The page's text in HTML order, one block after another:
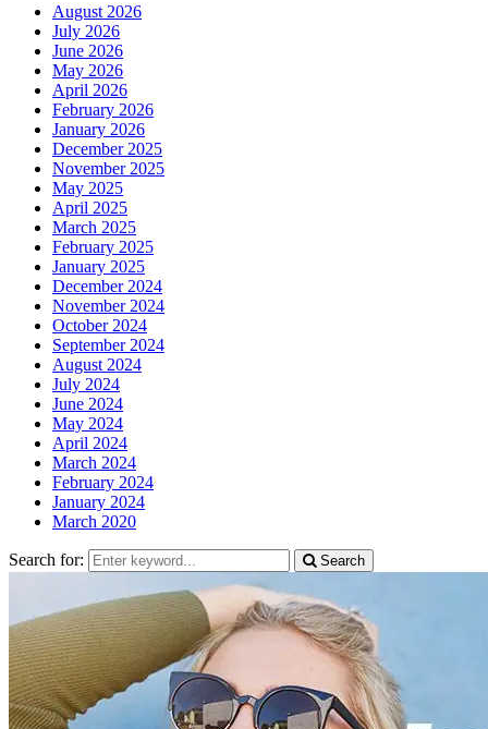
August 2026
July 2026
June 2026
May 2026
April 2026
February 2026
January 2026
December 2025
November 2025
May 2025
April 2025
March 2025
February 2025
January 2025
December 2024
November 2024
October 2024
September 2024
August 2024
July 2024
June 2024
May 2024
April 2024
March 2024
February 2024
January 2024
March 2020
Search for: Search